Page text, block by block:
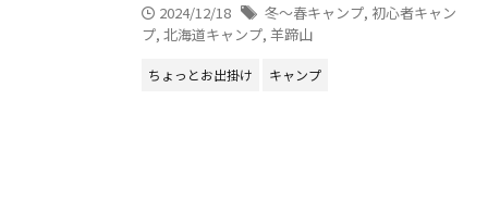
2024/12/18 冬～春キャンプ, 初心者キャン
プ, 北海道キャンプ, 羊蹄山
ちょっとお出掛け キャンプ